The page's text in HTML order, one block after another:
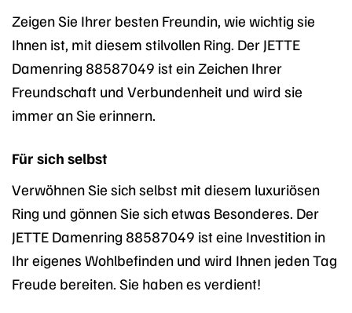
Zeigen Sie Ihrer besten Freundin, wie wichtig sie
Ihnen ist, mit diesem stilvollen Ring. Der JETTE
Damenring 88587049 ist ein Zeichen Ihrer
Freundschaft und Verbundenheit und wird sie
immer an Sie erinnern.
Für sich selbst
Verwöhnen Sie sich selbst mit diesem luxuriösen
Ring und gönnen Sie sich etwas Besonderes. Der
JETTE Damenring 88587049 ist eine Investition in
Ihr eigenes Wohlbefinden und wird Ihnen jeden Tag
Freude bereiten. Sie haben es verdient!